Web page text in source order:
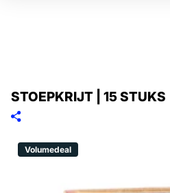
STOEPKRIJT | 15 STUKS
Volumedeal